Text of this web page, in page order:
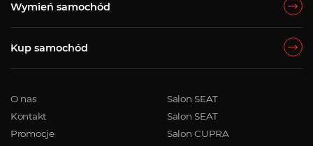
Wymień samochód
Kup samochód
O nas
Kontakt
Promocje
Salon SEAT
Salon SEAT
Salon CUPRA